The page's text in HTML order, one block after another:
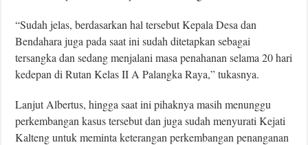
“Sudah jelas, berdasarkan hal tersebut Kepala Desa dan
Bendahara juga pada saat ini sudah ditetapkan sebagai
tersangka dan sedang menjalani masa penahanan selama 20 hari
kedepan di Rutan Kelas II A Palangka Raya,” tukasnya.
Lanjut Albertus, hingga saat ini pihaknya masih menunggu
perkembangan kasus tersebut dan juga sudah menyurati Kejati
Kalteng untuk meminta keterangan perkembangan penanganan